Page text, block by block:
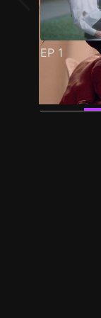
EP 1
劇照